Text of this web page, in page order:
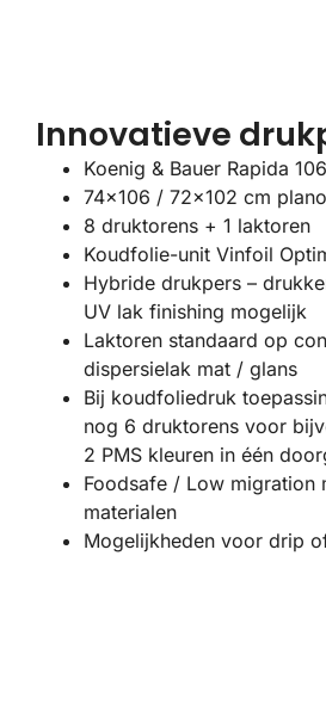
Innovatieve
Koenig & Bauer Rapida
74×106 / 72×102 cm
8 druktorens + 1 laktoren
Koudfolie-unit Vinfoil
Hybride drukpers –
UV lak finishing mogelijk
Laktoren standaard op
dispersielak mat / glans
Bij koudfoliedruk
nog 6 druktorens voor
2 PMS kleuren in één
Foodsafe / Low migration
materialen
Mogelijkheden voor drip